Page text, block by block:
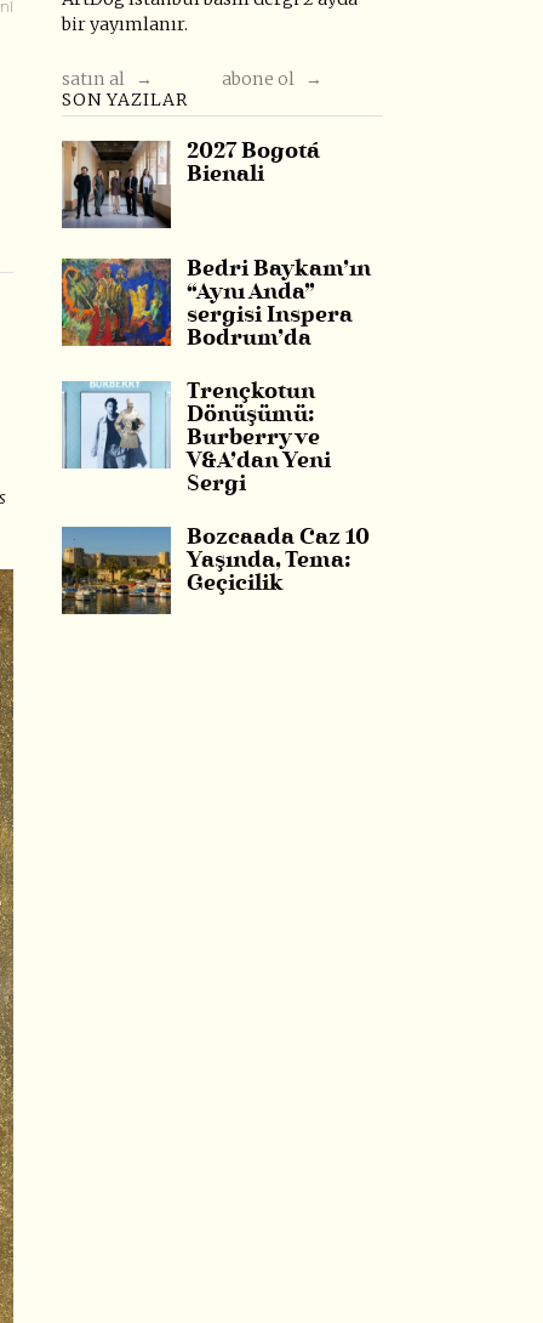
bir yayımlanır.
satın al →
abone ol →
SON YAZILAR
2027 Bogotá
Bienali
Bedri Baykam’ın
“Aynı Anda”
sergisi Inspera
Bodrum’da
Trençkotun
Dönüşümü:
Burberry ve
V&A’dan Yeni
Sergi
Bozcaada Caz 10
Yaşında, Tema:
Geçicilik